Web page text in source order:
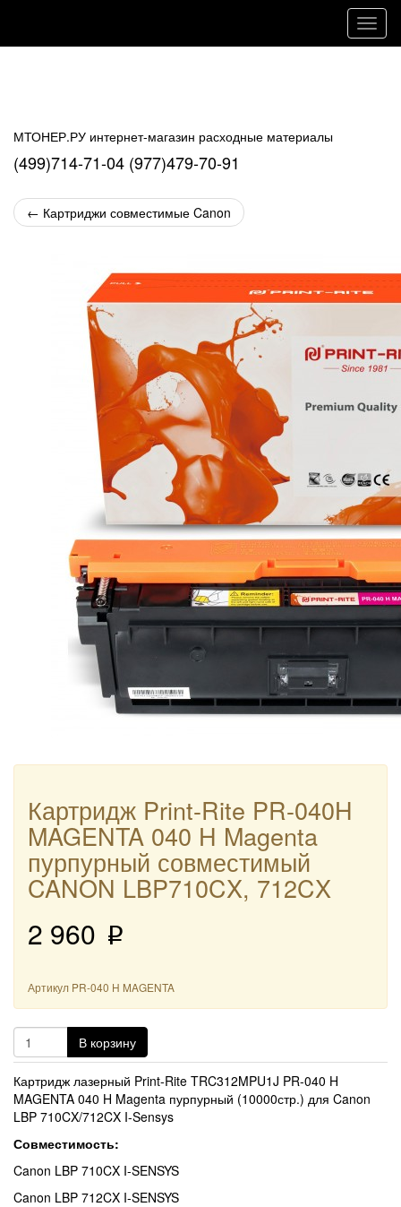
МТОНЕР.РУ интернет-магазин расходные материалы
(499)714-71-04 (977)479-70-91
← Картриджи совместимые Canon
Картридж Print-Rite PR-040H
MAGENTA 040 H Magenta
пурпурный совместимый
CANON LBP710CX, 712CX
2 960 p
Артикул PR-040 H MAGENTA
В корзину
Картридж лазерный Print-Rite TRC312MPU1J PR-040 H
MAGENTA 040 H Magenta пурпурный (10000стр.) для Canon
LBP 710CX/712CX I-Sensys
Совместимость:
Canon LBP 710CX I-SENSYS
Canon LBP 712CX I-SENSYS